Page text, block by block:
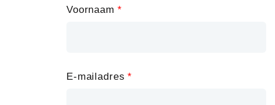
this
Voornaam
E-mailadres